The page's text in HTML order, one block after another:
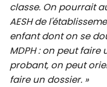
classe. On pourrait
AESH de
enfant dont on se
MDPH : on peut faire
probant, on peut
faire un dossier. »